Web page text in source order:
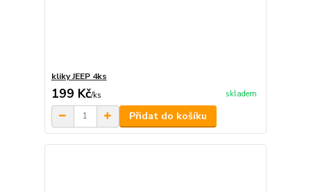
kliky JEEP 4ks
199 Kč/ks skladem
Přidat do košíku